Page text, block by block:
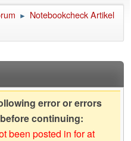
► Notebookcheck Artikel
error or errors
continuing:
been posted in for at